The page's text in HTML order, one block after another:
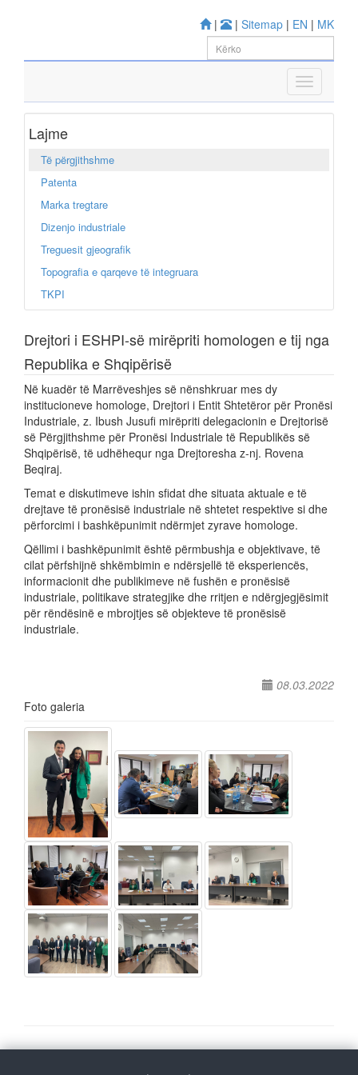
| | Sitemap | EN | MK
Lajme
Të përgjithshme
Patenta
Marka tregtare
Dizenjo industriale
Treguesit gjeografik
Topografia e qarqeve të integruara
TKPI
Drejtori i ESHPI-së mirëpriti homologen e tij nga
Republika e Shqipërisë
Në kuadër të Marrëveshjes së nënshkruar mes dy
institucioneve homologe, Drejtori i Entit Shtetëror për Pronësi
Industriale, z. Ibush Jusufi mirëpriti delegacionin e Drejtorisë
së Përgjithshme për Pronësi Industriale të Republikës së
Shqipërisë, të udhëhequr nga Drejtoresha z-nj. Rovena
Beqiraj.
Temat e diskutimeve ishin sfidat dhe situata aktuale e të
drejtave të pronësisë industriale në shtetet respektive si dhe
përforcimi i bashkëpunimit ndërmjet zyrave homologe.
Qëllimi i bashkëpunimit është përmbushja e objektivave, të
cilat përfshijnë shkëmbimin e ndërsjellë të eksperiencës,
informacionit dhe publikimeve në fushën e pronësisë
industriale, politikave strategjike dhe rritjen e ndërgjegjësimit
për rëndësinë e mbrojtjes së objekteve të pronësisë
industriale.
08.03.2022
Foto galeria